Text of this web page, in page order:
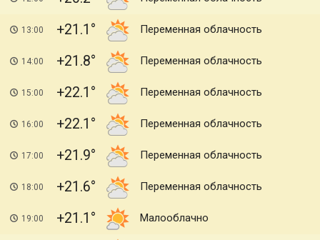
13:00 +21.1 Переменная облачность
14:00 +21.8 Переменная облачность
15:00 +22.1 Переменная облачность
16:00 +22.1 Переменная облачность
17:00 +21.9 Переменная облачность
18:00 +21.6 Переменная облачность
19:00 +21.1 Малооблачно